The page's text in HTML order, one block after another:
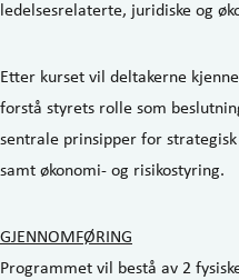
ledelsesrelaterte, juridiske og
Etter kurset vil deltakerne
forstå styrets rolle som
sentrale prinsipper for
samt økonomi- og risikostyring.
GJENNOMFØRING
Programmet vil bestå av 2